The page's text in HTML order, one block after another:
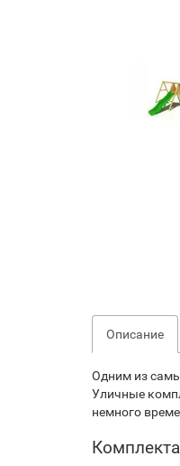
Описание
Одним из
Уличные
немного